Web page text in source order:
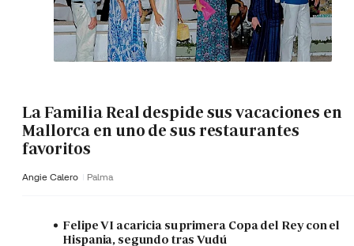
La Familia Real despide sus vacaciones en
Mallorca en uno de sus restaurantes
favoritos
Angie Calero Palma
Felipe VI acaricia su primera Copa del Rey con el
Hispania, segundo tras Vudú